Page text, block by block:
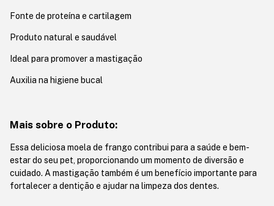
Fonte de proteína e cartilagem
Produto natural e saudável
Ideal para promover a mastigação
Auxilia na higiene bucal
Mais sobre o Produto:
Essa deliciosa moela de frango contribui para a saúde e bem-
estar do seu pet, proporcionando um momento de diversão e
cuidado. A mastigação também é um benefício importante para
fortalecer a dentição e ajudar na limpeza dos dentes.